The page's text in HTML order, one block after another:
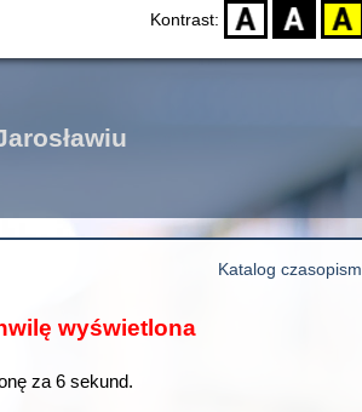
Kontrast: D BW YB
Katalog czasopism
wyświetlona
za 6sekund.